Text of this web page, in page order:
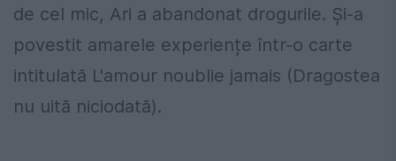
de cel mic, Ari a abandonat drogurile. Și-a
povestit amarele experiențe într-o carte
intitulată L'amour noublie jamais (Dragostea
nu uită niciodată).